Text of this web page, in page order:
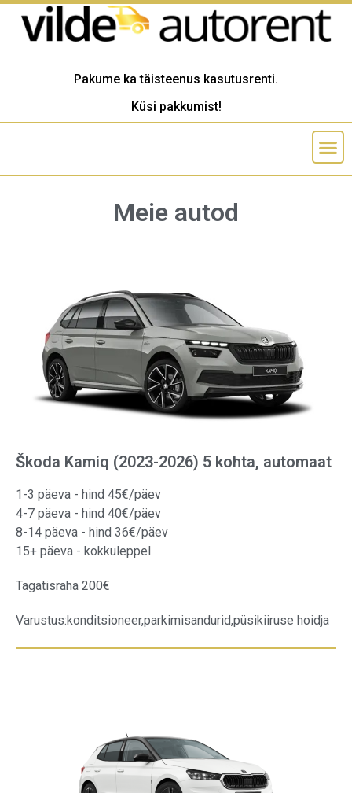
Pakume ka täisteenus kasutusrenti.
Küsi pakkumist!
Meie autod
Škoda Kamiq (2023-2026) 5 kohta, automaat
1-3 päeva - hind 45€/päev
4-7 päeva - hind 40€/päev
8-14 päeva - hind 36€/päev
15+ päeva - kokkuleppel
Tagatisraha 200€
Varustus:konditsioneer,parkimisandurid,püsikiiruse hoidja